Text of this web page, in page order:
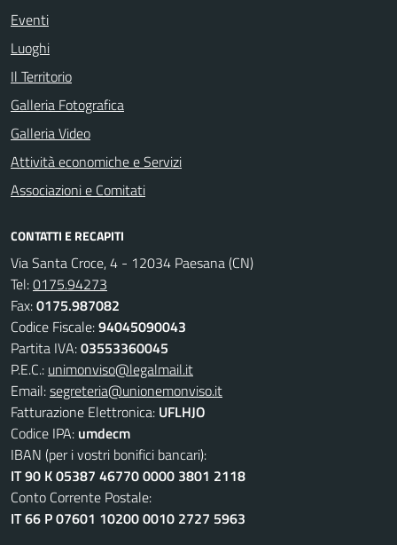
Eventi
Luoghi
Il Territorio
Galleria Fotografica
Galleria Video
Attività economiche e Servizi
Associazioni e Comitati
CONTATTI E RECAPITI
Via Santa Croce, 4 - 12034 Paesana (CN)
Tel:0175.94273
Fax:0175.987082
Codice Fiscale:94045090043
Partita IVA:03553360045
P.E.C.: unimonviso@legalmail.it
Email:segreteria@unionemonviso.it
Fatturazione Elettronica: UFLHJO
Codice IPA: umdecm
IBAN (per i vostri bonifici bancari):
IT 90 K 05387 46770 0000 3801 2118
Conto Corrente Postale:
IT 66 P 07601 10200 0010 2727 5963